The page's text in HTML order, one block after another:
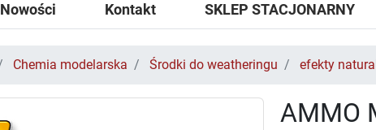
Nowości Kontakt SKLEP STACJONARNY
Chemia modelarska Środki do weatheringu efekty
AMMO